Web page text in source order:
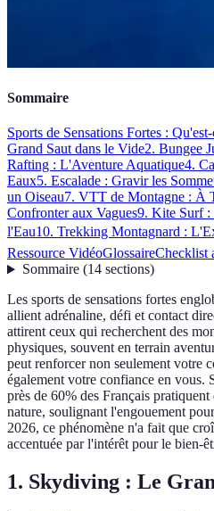
Sommaire
Sports de Sensations Fortes :
Grand Saut dans le Vide2. Bungee
Rafting : L'Aventure Aquatique4.
Eaux5. Escalade : Gravir les
un Oiseau7. VTT de Montagne : À
Confronter aux Vagues9. Kite Surf :
l'Eau10. Trekking Montagnard :
Ressource VidéoGlossaireChecklist
Sommaire(14 sections)
Les sports de sensations fortes
allient adrénaline, défi et contact
attirent ceux qui recherchent des
physiques, souvent en terrain
peut renforcer non seulement votre
également votre confiance en vous.
près de 60% des Français
nature, soulignant l'engouement
2026, ce phénomène n'a fait que
accentuée par l'intérêt pour le bien-
1. Skydiving : Le